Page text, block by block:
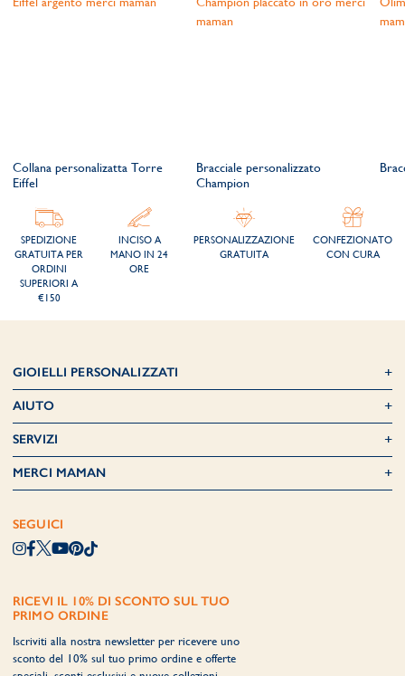
Collana personalizatta Torre
Eiffel
Bracciale personalizzato
Champion
SPEDIZIONE
GRATUITA PER
ORDINI
SUPERIORI A
€150
INCISO A
MANO IN 24
ORE
PERSONALIZZAZIONE
GRATUITA
CONFEZIONATO
CON CURA
GIOIELLI PERSONALIZZATI
AIUTO
SERVIZI
MERCI MAMAN
SEGUICI
RICEVI IL 10% DI SCONTO SUL TUO
PRIMO ORDINE
Iscriviti alla nostra newsletter per ricevere uno
sconto del 10% sul tuo primo ordine e offerte